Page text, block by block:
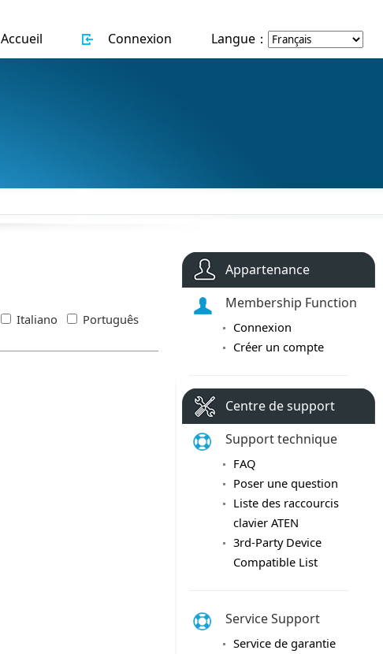
Accueil Connexion Langue：
Italiano
Português
Appartenance
Membership Function
Connexion
Créer un compte
Centre de support
Support technique
FAQ
Poser une question
Liste des raccourcis
clavier ATEN
3rd-Party Device
Compatible List
Service Support
Service de garantie